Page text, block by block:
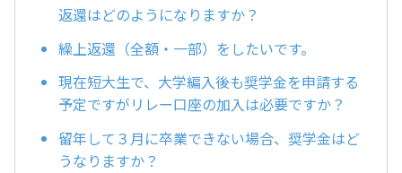
返還はどのようになりますか？
繰上返還（全額・一部）をしたいです。
現在短大生で、大学編入後も奨学金を申請する
予定ですがリレー口座の加入は必要ですか？
留年して３月に卒業できない場合、奨学金はど
うなりますか？